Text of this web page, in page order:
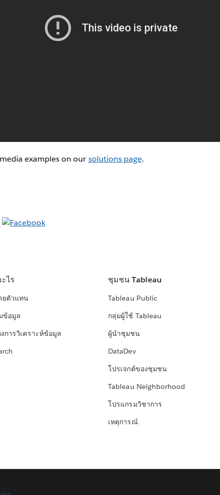
examples on our solutions page.
ไร
ยตัวแทน
ข้อมูล
การวิเคราะห์ข้อมูล
ชุมชน Tableau
Tableau Public
กลุ่มผู้ใช้ Tableau
ผู้นำชุมชน
DataDev
โปรเจกต์ของชุมชน
Tableau Neighborhood
โปรแกรมวิชาการ
เหตุการณ์